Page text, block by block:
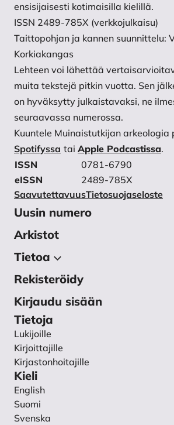
Väisänen, T., Härmä, S.-V. &
Varjojen aika: Esittelyssä
lukiolaiskaivaus Porin metsässä.
2021(1): 2–11.
Väisänen, T., Pancíř, T. & Pauley, C.
Documentation and preservation of
Airfields in Finland. SKAS 2023(1):
ensisijaisesti kotimaisilla kielillä.
ISSN 2489-785X (verkkojulkaisu)
Taittopohjan ja kannen suunnittelu:
Korkiakangas
Lehteen voi lähettää
muita tekstejä pitkin vuotta. Sen
on hyväksytty julkaistavaksi, ne
seuraavassa numerossa.
Kuuntele Muinaistutkijan arkeologia
Spotifyssa tai Apple Podcastissa.
ISSN
0781-6790
eISSN
2489-785X
SaavutettavuusTietosuojaseloste
Uusin numero
Arkistot
Tietoa
Tietoa julkaisusta
Toimituskunta
Käsikirjoitukset
Ohjeet vertaisarvioijalle
Tietosuojaseloste
Yhteystiedot
Rekisteröidy
Kirjaudu sisään
Tietoja
Lukijoille
Kirjoittajille
Kirjastonhoitajille
Kieli
English
Suomi
Svenska